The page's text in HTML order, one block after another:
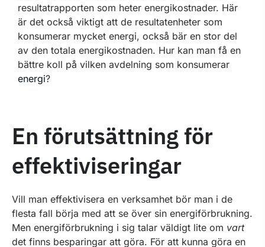
resultatrapporten som heter energikostnader. Här
är det också viktigt att de resultatenheter som
konsumerar mycket energi, också bär en stor del
av den totala energikostnaden. Hur kan man få en
bättre koll på vilken avdelning som konsumerar
energi?
En förutsättning för
effektiviseringar
Vill man effektivisera en verksamhet bör man i de
flesta fall börja med att se över sin energiförbrukning.
Men energiförbrukning i sig talar väldigt lite om vart
det finns besparingar att göra. För att kunna göra en